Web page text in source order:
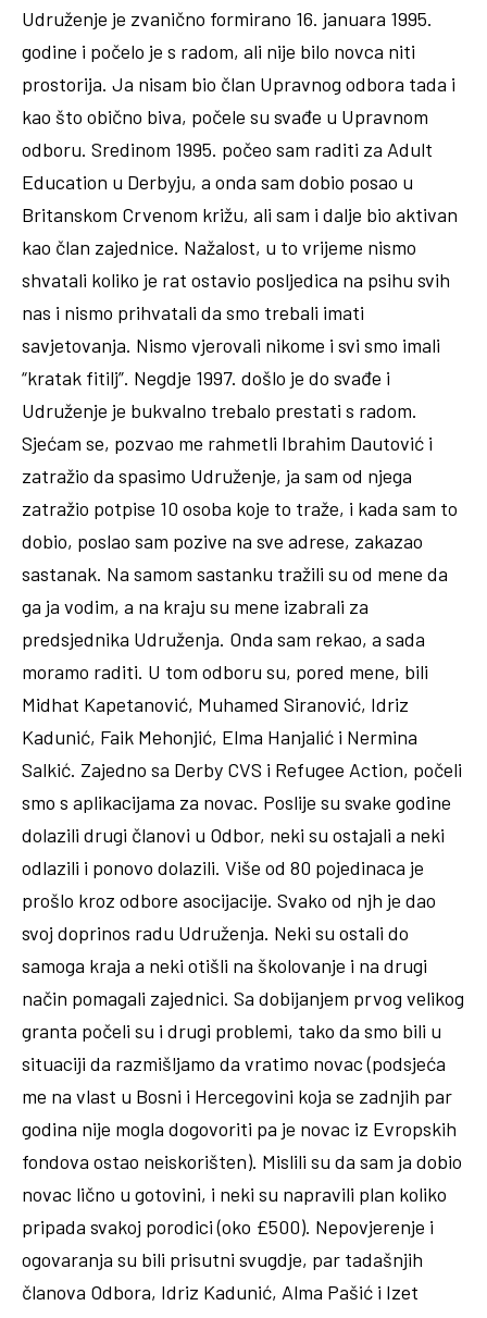
Udruženje je zvanično formirano 16. januara 1995.
godine i počelo je s radom, ali nije bilo novca niti
prostorija. Ja nisam bio član Upravnog odbora tada i
kao što obično biva, počele su svađe u Upravnom
odboru. Sredinom 1995. počeo sam raditi za Adult
Education u Derbyju, a onda sam dobio posao u
Britanskom Crvenom križu, ali sam i dalje bio aktivan
kao član zajednice. Nažalost, u to vrijeme nismo
shvatali koliko je rat ostavio posljedica na psihu svih
nas i nismo prihvatali da smo trebali imati
savjetovanja. Nismo vjerovali nikome i svi smo imali
“kratak fitilj”. Negdje 1997. došlo je do svađe i
Udruženje je bukvalno trebalo prestati s radom.
Sjećam se, pozvao me rahmetli Ibrahim Dautović i
zatražio da spasimo Udruženje, ja sam od njega
zatražio potpise 10 osoba koje to traže, i kada sam to
dobio, poslao sam pozive na sve adrese, zakazao
sastanak. Na samom sastanku tražili su od mene da
ga ja vodim, a na kraju su mene izabrali za
predsjednika Udruženja. Onda sam rekao, a sada
moramo raditi. U tom odboru su, pored mene, bili
Midhat Kapetanović, Muhamed Siranović, Idriz
Kadunić, Faik Mehonjić, Elma Hanjalić i Nermina
Salkić. Zajedno sa Derby CVS i Refugee Action, počeli
smo s aplikacijama za novac. Poslije su svake godine
dolazili drugi članovi u Odbor, neki su ostajali a neki
odlazili i ponovo dolazili. Više od 80 pojedinaca je
prošlo kroz odbore asocijacije. Svako od njh je dao
svoj doprinos radu Udruženja. Neki su ostali do
samoga kraja a neki otišli na školovanje i na drugi
način pomagali zajednici. Sa dobijanjem prvog velikog
granta počeli su i drugi problemi, tako da smo bili u
situaciji da razmišljamo da vratimo novac (podsjeća
me na vlast u Bosni i Hercegovini koja se zadnjih par
godina nije mogla dogovoriti pa je novac iz Evropskih
fondova ostao neiskorišten). Mislili su da sam ja dobio
novac lično u gotovini, i neki su napravili plan koliko
pripada svakoj porodici (oko £500). Nepovjerenje i
ogovaranja su bili prisutni svugdje, par tadašnjih
članova Odbora, Idriz Kadunić, Alma Pašić i Izet